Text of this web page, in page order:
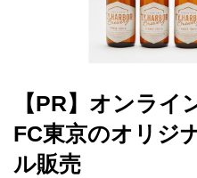
【PR】オンライ
FC東京のオリジ
ル販売